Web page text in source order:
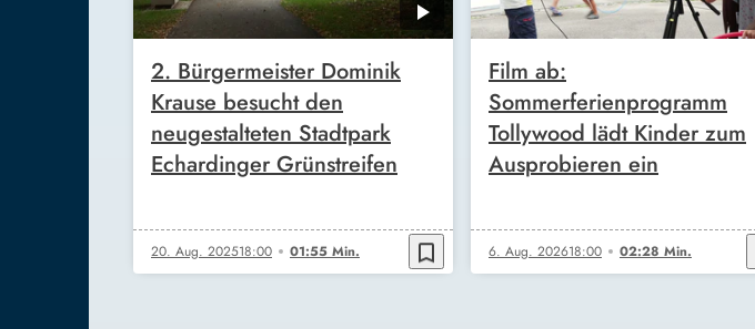
2. Bürgermeister Dominik
Krause besucht den
neugestalteten Stadtpark
Echardinger Grünstreifen
20. Aug. 202518:00 01:55 Min. bookmark_border
Film ab:
Sommerferienprogramm
Tollywood lädt Kinder zum
Ausprobieren ein
6. Aug. 202618:00 02:28 Min.